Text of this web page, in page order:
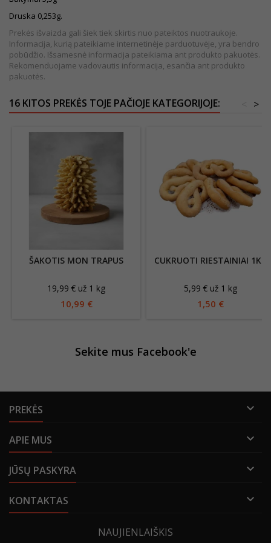
Druska 0,253g.
Prekės išvaizda gali šiek tiek skirtis nuo pateiktos nuotraukoje.
Informacija, kurią pateikiame internetinėje parduotuvėje, yra bendro
pobūdžio. Išsamesnė informacija pateikiama ant produkto pakuotės.
Rekomenduojame vadovautis informacija, esančia ant produkto
pakuotės.
16 KITOS PREKĖS TOJE PAČIOJE KATEGORIJOJE: >
ŠAKOTIS MON TRAPUS
19,99 € už 1 kg
10,99 €
CUKRUOTI RIESTAINIAI 1KG
5,99 € už 1 kg
1,50 €
Sekite mus Facebook'e
PREKĖS 
APIE MUS 
JŪSŲ PASKYRA 
KONTAKTAS 
NAUJIENLAIŠKIS